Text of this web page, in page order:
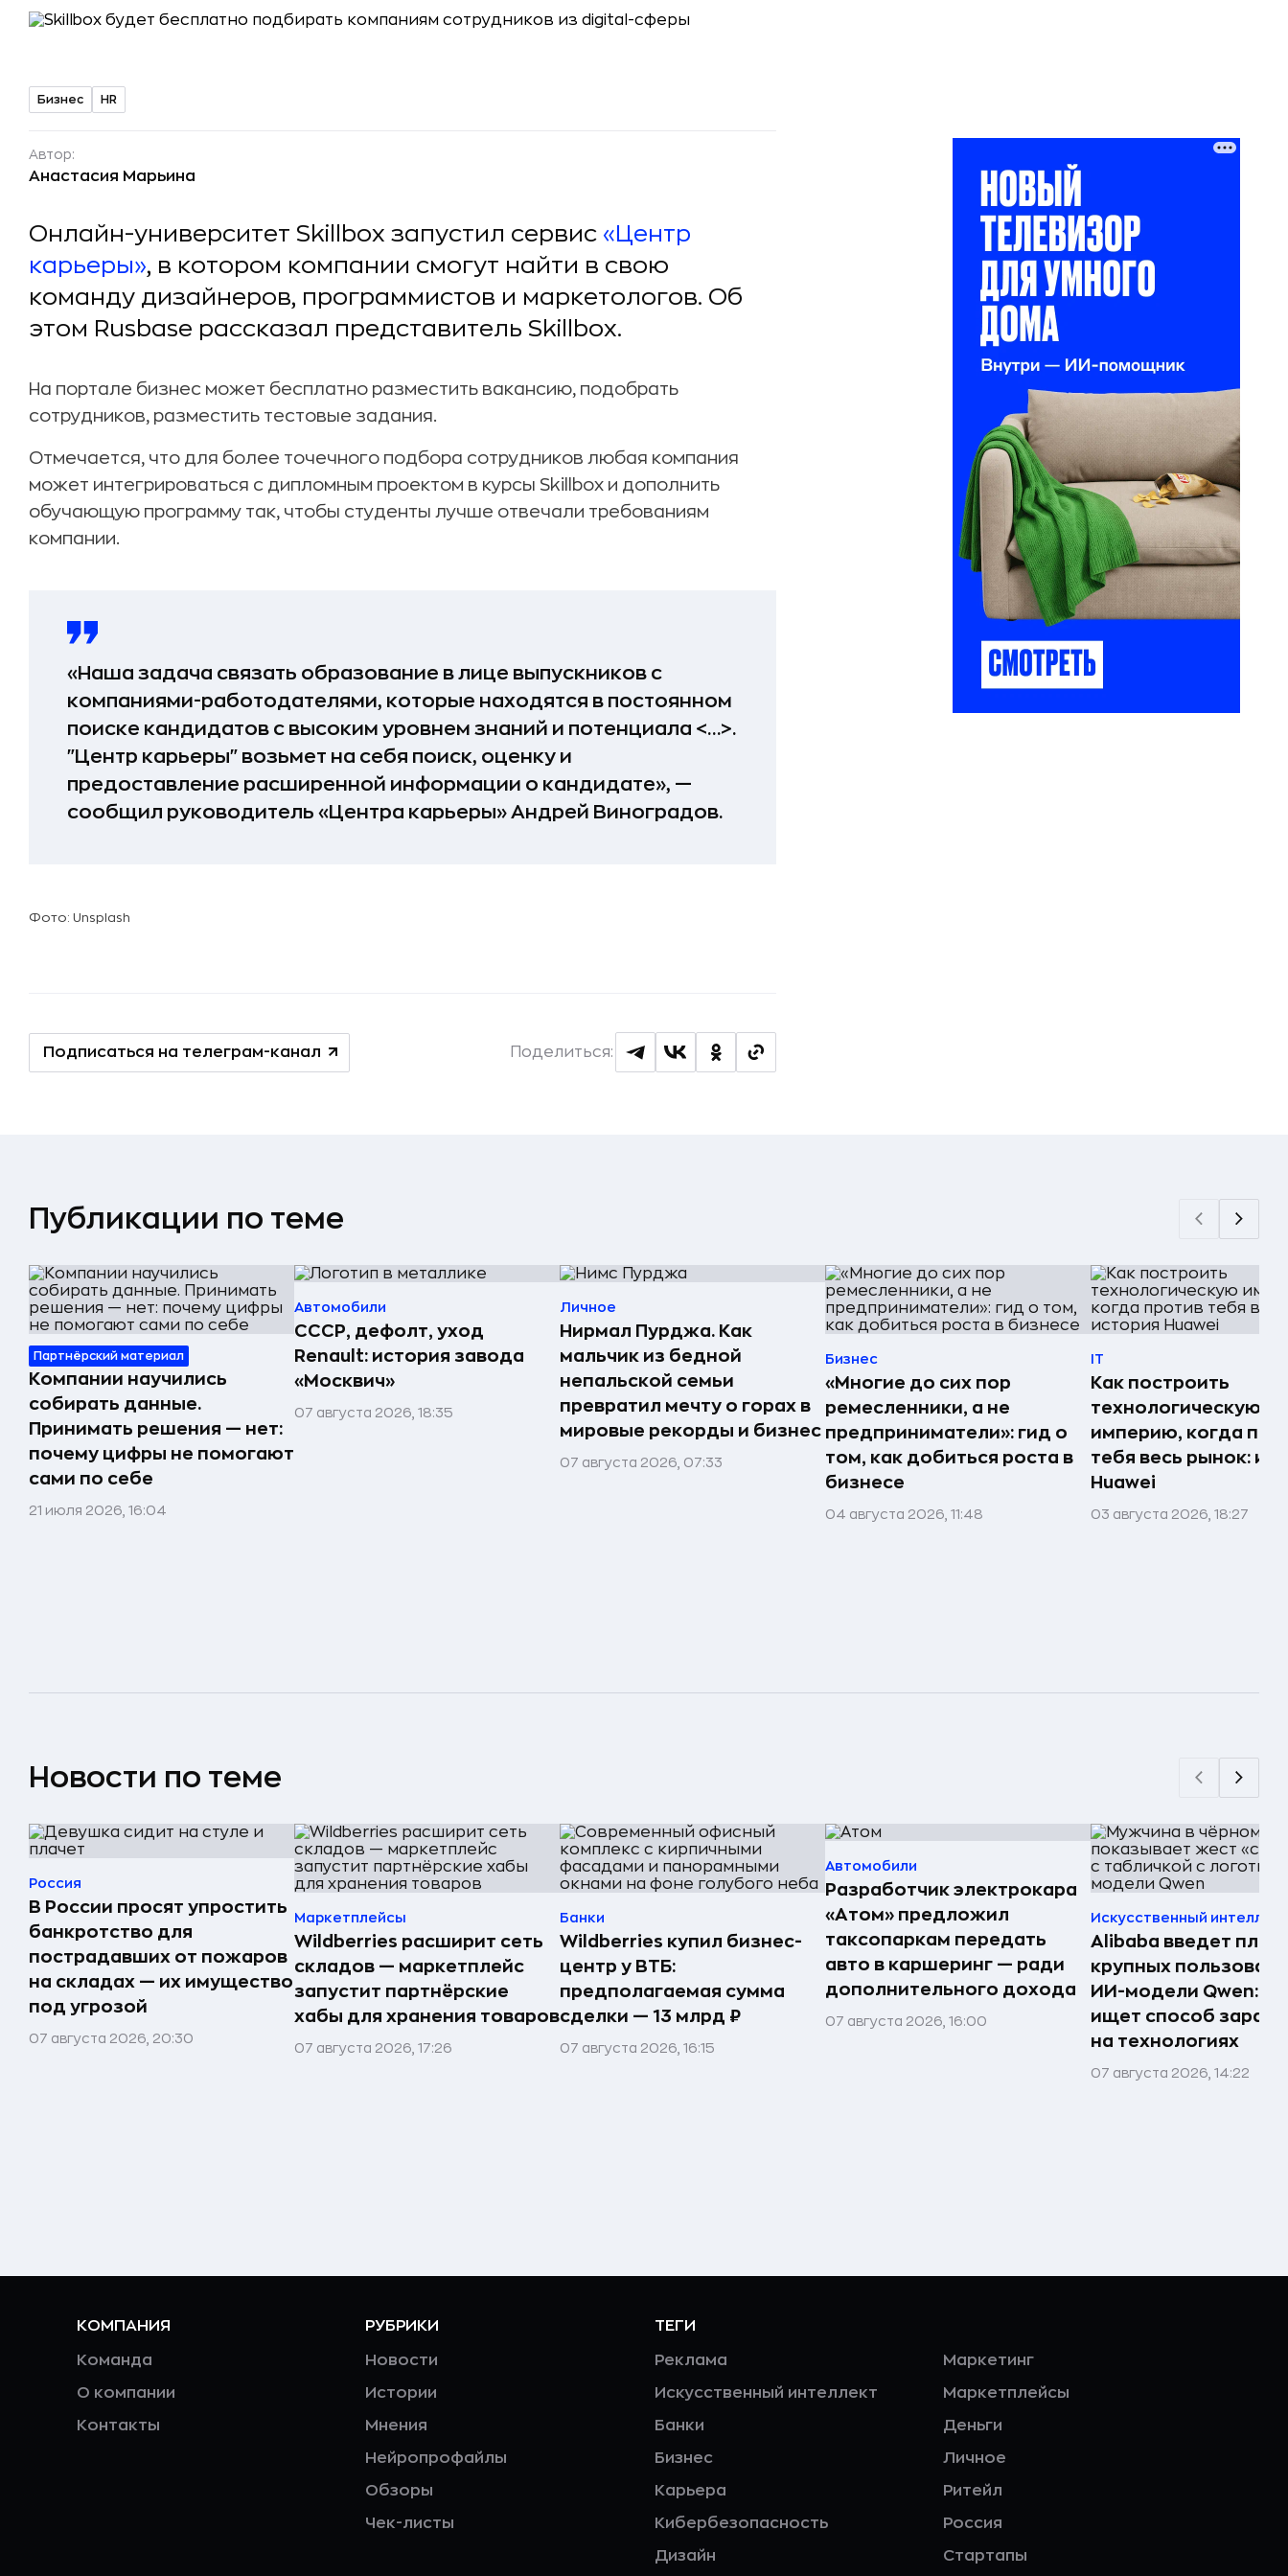
Бизнес HR
Автор:
Анастасия Марьина
Онлайн-университет Skillbox запустил сервис «Центр
карьеры», в котором компании смогут найти в свою
команду дизайнеров, программистов и маркетологов. Об
этом Rusbase рассказал представитель Skillbox.
На портале бизнес может бесплатно разместить вакансию, подобрать
сотрудников, разместить тестовые задания.
Отмечается, что для более точечного подбора сотрудников любая компания
может интегрироваться с дипломным проектом в курсы Skillbox и дополнить
обучающую программу так, чтобы студенты лучше отвечали требованиям
компании.
«Наша задача связать образование в лице выпускников с
компаниями-работодателями, которые находятся в постоянном
поиске кандидатов с высоким уровнем знаний и потенциала <…>.
"Центр карьеры" возьмет на себя поиск, оценку и
предоставление расширенной информации о кандидате», —
сообщил руководитель «Центра карьеры» Андрей Виноградов.
Фото: Unsplash
Подписаться на телеграм-канал Поделиться:
Публикации по теме
Партнёрский материал
Компании научились
собирать данные.
Принимать решения — нет:
почему цифры не помогают
сами по себе
21 июля 2026, 16:04
Автомобили
СССР, дефолт, уход
Renault: история завода
«Москвич»
07 августа 2026, 18:35
Личное
Нирмал Пурджа. Как
мальчик из бедной
непальской семьи
превратил мечту о горах в
мировые рекорды и бизнес
07 августа 2026, 07:33
Бизнес
«Многие до сих пор
ремесленники, а не
предприниматели»: гид о
том, как добиться роста в
бизнесе
04 августа 2026, 11:48
IT
Как построить
технологическую
империю, когда
тебя весь рынок:
Huawei
03 августа 2026, 18:27
Новости по теме
Россия
В России просят упростить
банкротство для
пострадавших от пожаров
на складах — их имущество
под угрозой
07 августа 2026, 20:30
Маркетплейсы
Wildberries расширит сеть
складов — маркетплейс
запустит партнёрские
хабы для хранения товаров
07 августа 2026, 17:26
Банки
Wildberries купил бизнес-
центр у ВТБ:
предполагаемая сумма
сделки — 13 млрд ₽
07 августа 2026, 16:15
Автомобили
Разработчик электрокара
«Атом» предложил
таксопаркам передать
авто в каршеринг — ради
дополнительного дохода
07 августа 2026, 16:00
Искусственный
Alibaba введет
крупных
ИИ-модели Qwen:
ищет способ
на технологиях
07 августа 2026, 14:22
КОМПАНИЯ
Команда
О компании
Контакты
РУБРИКИ
Новости
Истории
Мнения
Нейропрофайлы
Обзоры
Чек-листы
ТЕГИ
Реклама
Искусственный интеллект
Банки
Бизнес
Карьера
Кибербезопасность
Дизайн
Маркетинг
Маркетплейсы
Деньги
Личное
Ритейл
Россия
Стартапы